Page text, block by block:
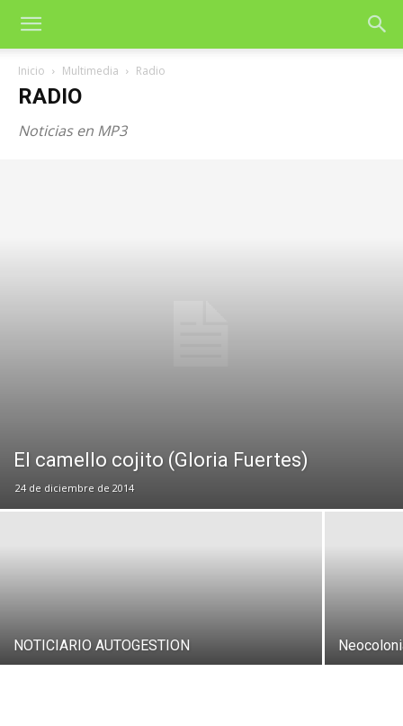
Inicio Multimedia Radio
RADIO
Noticias en MP3
El camello cojito (Gloria Fuertes)
24 de diciembre de 2014
NOTICIARIO AUTOGESTION